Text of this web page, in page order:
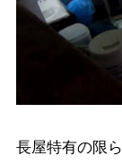
長屋特有の限